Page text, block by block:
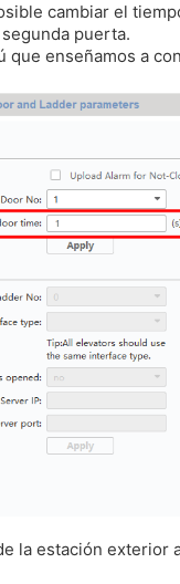
cambiar el
puerta.
que enseñamos a
la estación exterior